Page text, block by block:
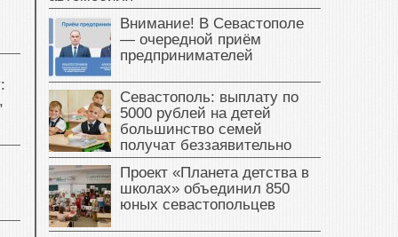
Внимание! В Севастополе
— очередной приём
предпринимателей
Севастополь: выплату по
5000 рублей на детей
большинство семей
получат беззаявительно
Проект «Планета детства в
школах» объединил 850
юных севастопольцев